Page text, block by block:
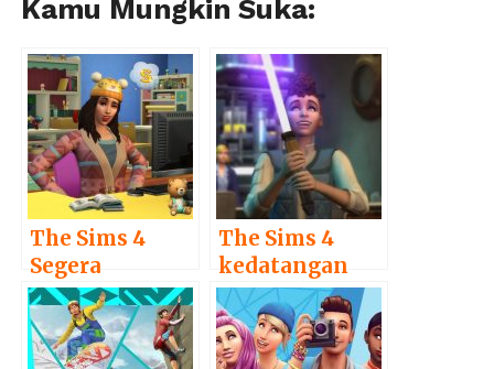
Kamu Mungkin Suka:
The Sims 4
Segera
Hadirkan DLC
Baru yang
Mengajak
The Sims 4
kedatangan
DLC Star Wars
“Journey to
Batuu”